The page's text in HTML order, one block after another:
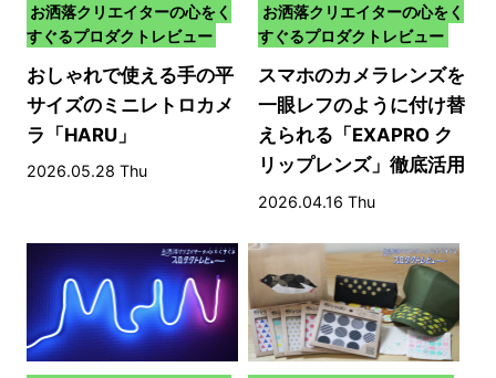
お洒落クリエイターの心をく
すぐるプロダクトレビュー
おしゃれで使える手の平
サイズのミニレトロカメ
ラ「HARU」
2026.05.28 Thu
お洒落クリエイターの心をく
すぐるプロダクトレビュー
スマホのカメラレンズを
一眼レフのように付け替
えられる「EXAPRO ク
リップレンズ」徹底活用
術！
2026.04.16 Thu